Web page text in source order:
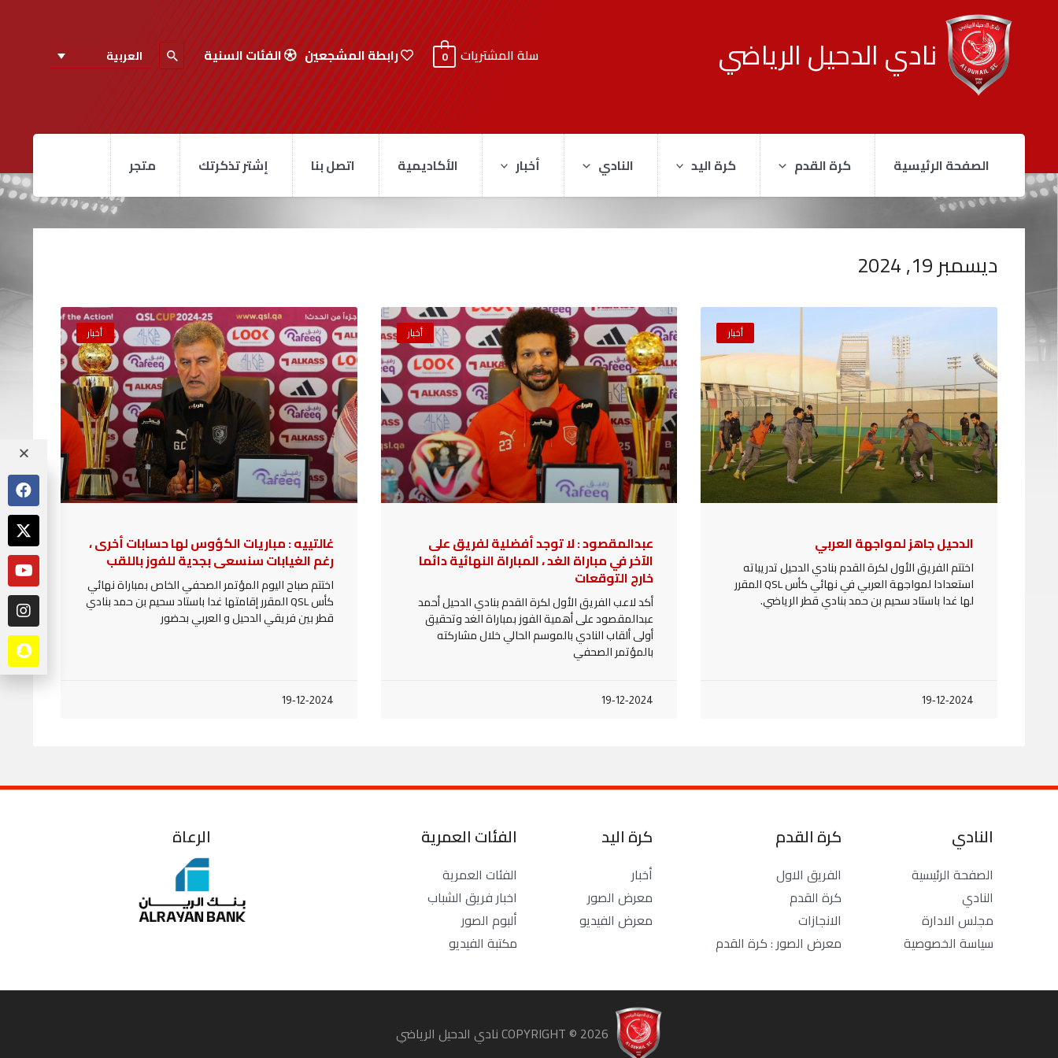
نادي الدحيل الرياضي سلة المشتريات 0 رابطة المشجعين الفئات السنية العربية
الصفحة الرئيسية كرة القدم كرة اليد النادي أخبار الأكاديمية اتصل بنا إشتر تذكرتك متجر
ديسمبر 19, 2024
أخبار
الدحيل جاهز لمواجهة العربي
اختتم الفريق الأول لكرة القدم بنادي الدحيل تدريباته
استعدادا لمواجهة العربي في نهائي كأس QSL المقرر
لها غدا باستاد سحيم بن حمد بنادي قطر الرياضي.
19-12-2024
أخبار
عبدالمقصود : لا توجد أفضلية لفريق على
الآخر في مباراة الغد ، المباراة النهائية دائما
خارج التوقعات
أكد لاعب الفريق الأول لكرة القدم بنادي الدحيل أحمد
عبدالمقصود على أهمية الفوز بمباراة الغد وتحقيق
أولى ألقاب النادي بالموسم الحالي خلال مشاركته
بالمؤتمر الصحفي
19-12-2024
أخبار
غالتييه : مباريات الكؤوس لها حسابات أخرى ،
رغم الغيابات سنسعى بجدية للفوز باللقب
اختتم صباح اليوم المؤتمر الصحفي الخاص بمباراة نهائي
كأس QSL المقرر إقامتها غدا باستاد سحيم بن حمد بنادي
قطر بين فريقي الدحيل و العربي بحضور
19-12-2024
النادي
الصفحة الرئيسية
النادي
مجلس الادارة
سياسة الخصوصية
كرة القدم
الفريق الاول
كرة القدم
الانجازات
معرض الصور : كرة القدم
كرة اليد
أخبار
معرض الصور
معرض الفيديو
الفئات العمرية
الفئات العمرية
اخبار فريق الشباب
ألبوم الصور
مكتبة الفيديو
الرعاة
2026 نادي الدحيل الرياضي